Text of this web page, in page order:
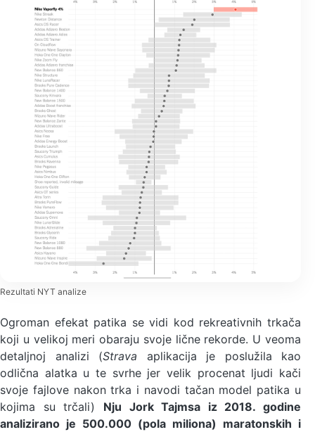
Rezultati NYT analize
Ogroman efekat patika se vidi kod rekreativnih trkača
koji u velikoj meri obaraju svoje lične rekorde. U veoma
detaljnoj analizi (Strava aplikacija je poslužila kao
odlična alatka u te svrhe jer velik procenat ljudi kači
svoje fajlove nakon trka i navodi tačan model patika u
kojima su trčali) Nju Jork Tajmsa iz 2018. godine
analizirano je 500.000 (pola miliona) maratonskih i